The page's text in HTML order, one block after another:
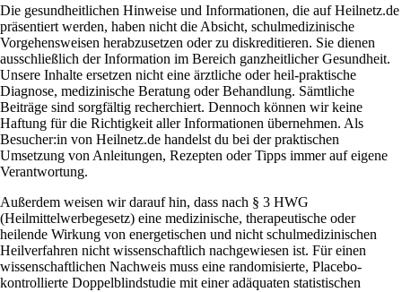
Die gesundheitlichen Hinweise und Informationen, die auf Heilnetz.de
präsentiert werden, haben nicht die Absicht, schulmedizinische
Vorgehensweisen herabzusetzen oder zu diskreditieren. Sie dienen
ausschließlich der Information im Bereich ganzheitlicher Gesundheit.
Unsere Inhalte ersetzen nicht eine ärztliche oder heil-praktische
Diagnose, medizinische Beratung oder Behandlung. Sämtliche
Beiträge sind sorgfältig recherchiert. Dennoch können wir keine
Haftung für die Richtigkeit aller Informationen übernehmen. Als
Besucher:in von Heilnetz.de handelst du bei der praktischen
Umsetzung von Anleitungen, Rezepten oder Tipps immer auf eigene
Verantwortung.
Außerdem weisen wir darauf hin, dass nach § 3 HWG
(Heilmittelwerbegesetz) eine medizinische, therapeutische oder
heilende Wirkung von energetischen und nicht schulmedizinischen
Heilverfahren nicht wissenschaftlich nachgewiesen ist. Für einen
wissenschaftlichen Nachweis muss eine randomisierte, Placebo-
kontrollierte Doppelblindstudie mit einer adäquaten statistischen